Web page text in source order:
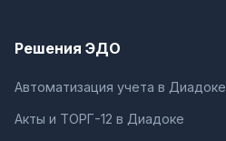
Решения ЭДО
Автоматизация учета в Диадоке
Акты и ТОРГ-12 в Диадоке